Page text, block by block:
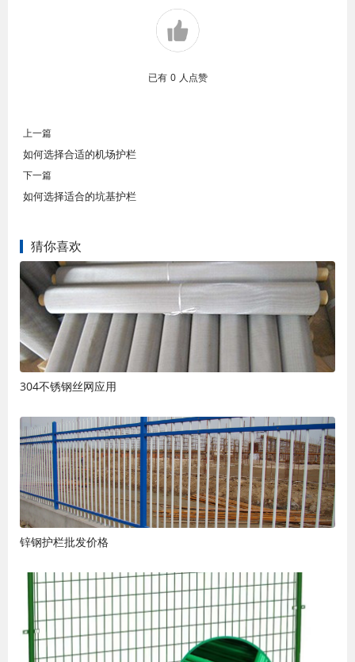
已有 0 人点赞
上一篇
如何选择合适的机场护栏
下一篇
如何选择适合的坑基护栏
猜你喜欢
304不锈钢丝网应用
锌钢护栏批发价格